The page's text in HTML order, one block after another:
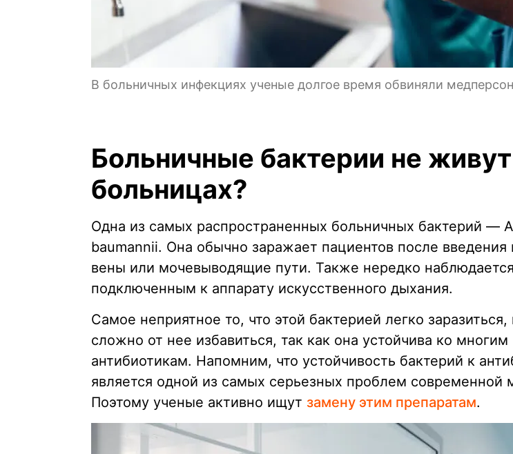
В больничных инфекциях ученые долгое время обвиняли
Больничные бактерии не
больницах?
Одна из самых распространенных больничных бактерий —
baumannii. Она обычно заражает пациентов после введения
вены или мочевыводящие пути. Также нередко
подключенным к аппарату искусственного дыхания.
Самое неприятное то, что этой бактерией легко заразиться,
сложно от нее избавиться, так как она устойчива ко многим
антибиотикам. Напомним, что устойчивость бактерий к
является одной из самых серьезных проблем современной
Поэтому ученые активно ищут замену этим препаратам.